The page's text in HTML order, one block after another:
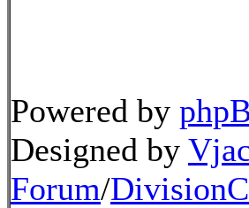
Powered by
Designed by
Forum/